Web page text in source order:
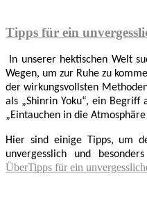
Tipps für ein
In unserer hektischen Welt
Wegen, um zur Ruhe zu
der wirkungsvollsten
als „Shinrin Yoku“, ein
„Eintauchen in die Atmosphäre
Hier sind einige Tipps, um
unvergesslich und
ÜberTipps für ein